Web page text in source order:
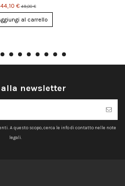
44,10 € 49,00 €
al carrello
newsletter
A questo scopo, cerca le info di contatto nelle note
legali.